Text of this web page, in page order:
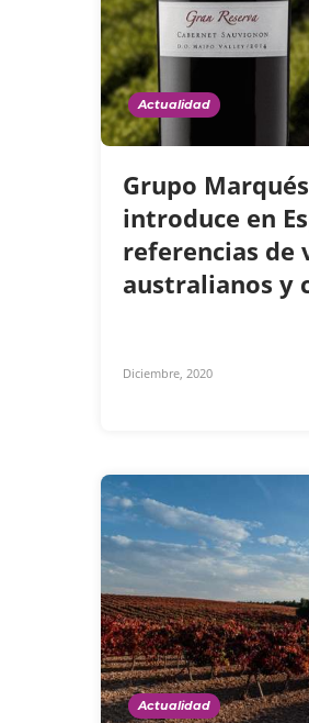
Actualidad
Grupo
introduce en
referencias de
australianos y
Diciembre, 2020
Actualidad